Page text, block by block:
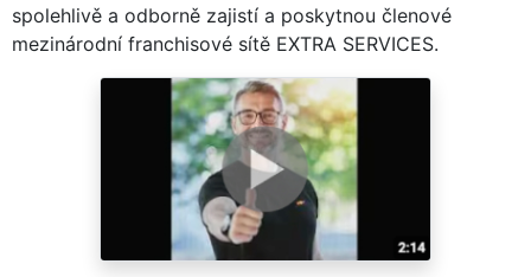
spolehlivě a odborně zajistí a poskytnou členové
mezinárodní franchisové sítě EXTRA SERVICES.